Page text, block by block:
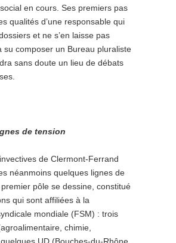
en cours. Ses premiers pas
qualités d’une responsable qui
et ne s’en laisse pas
su composer un Bureau pluraliste
sans doute un lieu de débats
de tension
de Clermont-Ferrand
néanmoins quelques lignes de
pôle se dessine, constitué
qui sont affiliées à la
mondiale (FSM) : trois
chimie,